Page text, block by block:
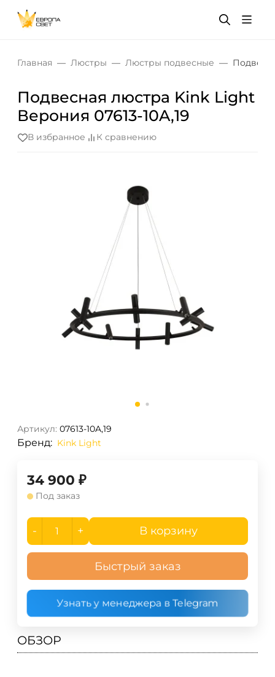
Главная Люстры Люстры подвесные
Подвесная люстра Kink Light
Верония 07613-10A,19
В избранное К сравнению
Артикул: 07613-10A,19
Бренд: Kink Light
34 900 ₽
Под заказ
- + В корзину
Быстрый заказ
Узнать у менеджера в Telegram
ОБЗОР